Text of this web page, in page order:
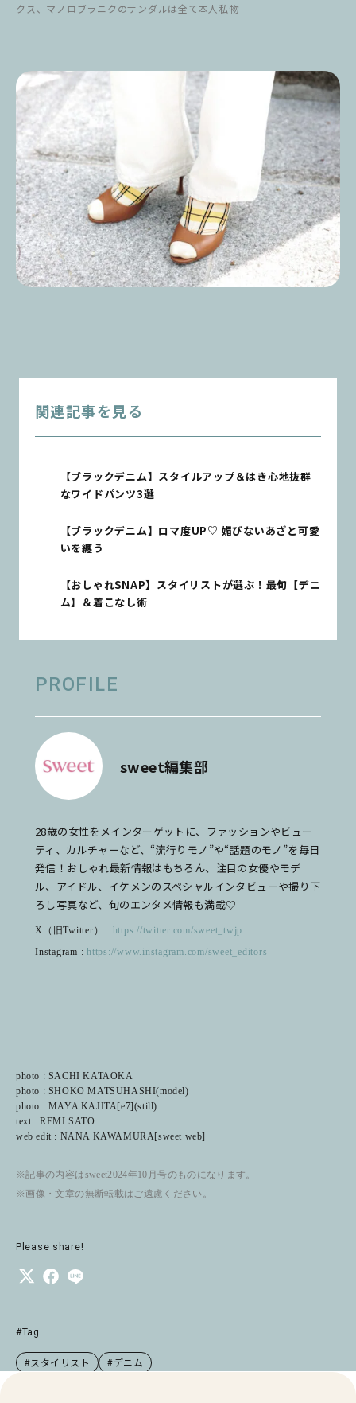
クス、マノロブラニクのサンダルは全て本人私物
関連記事を見る
【ブラックデニム】スタイルアップ＆はき心地抜群
なワイドパンツ3選
【ブラックデニム】ロマ度UP♡ 媚びないあざと可愛
いを纏う
【おしゃれSNAP】スタイリストが選ぶ！最旬【デニ
ム】＆着こなし術
PROFILE
sweet編集部
28歳の女性をメインターゲットに、ファッションやビュー
ティ、カルチャーなど、“流行りモノ”や“話題のモノ”を毎日
発信！おしゃれ最新情報はもちろん、注目の女優やモデ
ル、アイドル、イケメンのスペシャルインタビューや撮り下
ろし写真など、旬のエンタメ情報も満載♡
X（旧Twitter） : https://twitter.com/sweet_twjp
Instagram : https://www.instagram.com/sweet_editors
photo : SACHI KATAOKA
photo : SHOKO MATSUHASHI(model)
photo : MAYA KAJITA[e7](still)
text : REMI SATO
web edit : NANA KAWAMURA[sweet web]
※記事の内容はsweet2024年10月号のものになります。
※画像・文章の無断転載はご遠慮ください。
Please share!
#Tag
#スタイリスト #デニム